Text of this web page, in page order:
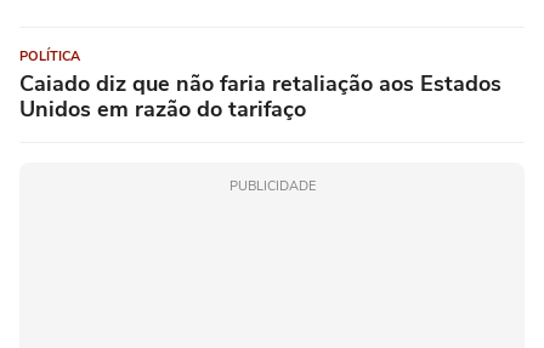
POLÍTICA
Caiado diz que não faria retaliação aos Estados
Unidos em razão do tarifaço
PUBLICIDADE